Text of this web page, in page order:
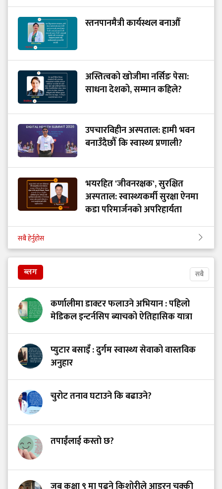
स्तनपानमैत्री कार्यस्थल बनाऔँ
अस्तित्वको खोजीमा नर्सिङ पेसा:
साधना देशको, सम्मान कहिले?
उपचारविहीन अस्पताल: हामी भवन
बनाउँदैछौँ कि स्वास्थ्य प्रणाली?
भयरहित 'जीवनरक्षक', सुरक्षित
अस्पताल: स्वास्थ्यकर्मी सुरक्षा ऐनमा
कडा परिमार्जनको अपरिहार्यता
सबै हेर्नुहोस
ब्लग सबै
कर्णालीमा डाक्टर फलाउने अभियान : पहिलो
मेडिकल इन्टर्नसिप ब्याचको ऐतिहासिक यात्रा
प्युटार बसाइँ : दुर्गम स्वास्थ्य सेवाको वास्तविक
अनुहार
चुरोट तनाव घटाउने कि बढाउने?
तपाईंलाई कस्तो छ?